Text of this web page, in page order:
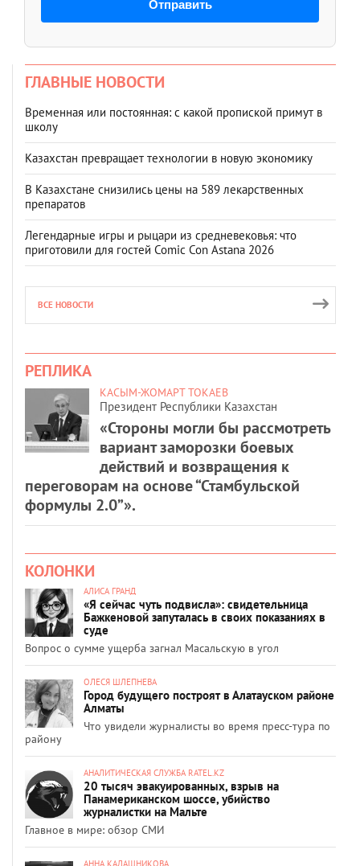
Отправить
ГЛАВНЫЕ НОВОСТИ
Временная или постоянная: с какой пропиской примут в
школу
Казахстан превращает технологии в новую экономику
В Казахстане снизились цены на 589 лекарственных
препаратов
Легендарные игры и рыцари из средневековья: что
приготовили для гостей Comic Con Astana 2026
ВСЕ НОВОСТИ
РЕПЛИКА
КАСЫМ-ЖОМАРТ ТОКАЕВ
Президент Республики Казахстан
«Стороны могли бы рассмотреть
вариант заморозки боевых
действий и возвращения к
переговорам на основе “Стамбульской
формулы 2.0”».
КОЛОНКИ
АЛИСА ГРАНД
«Я сейчас чуть подвисла»: свидетельница
Бажкеновой запуталась в своих показаниях в
суде
Вопрос о сумме ущерба загнал Масальскую в угол
ОЛЕСЯ ШЛЕПНЕВА
Город будущего построят в Алатауском районе
Алматы
Что увидели журналисты во время пресс-тура по
району
АНАЛИТИЧЕСКАЯ СЛУЖБА RATEL.KZ
20 тысяч эвакуированных, взрыв на
Панамериканском шоссе, убийство
журналистки на Мальте
Главное в мире: обзор СМИ
АННА КАЛАШНИКОВА